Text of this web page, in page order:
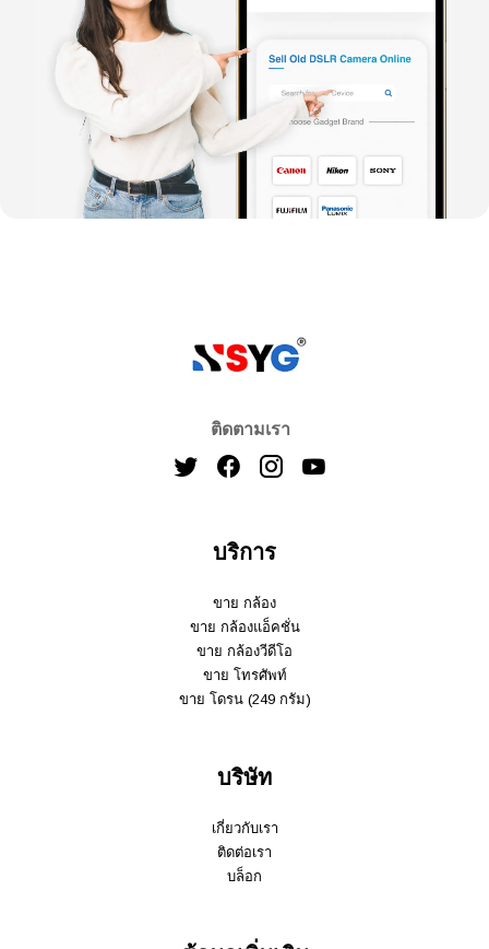
ติดตามเรา
บริการ
ขาย กล้อง
ขาย กล้องแอ็คชั่น
ขาย กล้องวีดีโอ
ขาย โทรศัพท์
ขาย โดรน (249 กรัม)
บริษัท
เกี่ยวกับเรา
ติดต่อเรา
บล็อก